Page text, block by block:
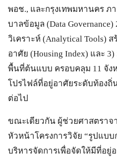
พอช., และกรุงเทพมหานคร ภ
บาลข้อมูล (Data
วิเคราะห์ (Analytical Tools)
อาศัย (Housing Index) และ
พื้นที่ต้นแบบ ครอบคลุม 11 จัง
โปรไฟล์ที่อยู่อาศัยระดับท้องถิ่
ต่อไป
ขณะเดียวกัน ผู้ช่วยศาสตราจ
หัวหน้าโครงการวิจัย “รูปแบ
บริหารจัดการเพื่อจัดให้มีที่อยู่